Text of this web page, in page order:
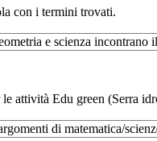
con i termini trovati.
e scienza incontrano
attività Edu green (Serra
di matematica/